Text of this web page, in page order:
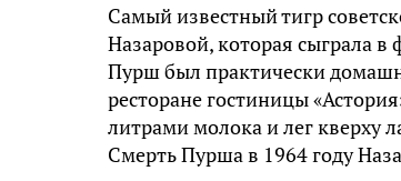
Самый известный тигр
Назаровой, которая сыграла
Пурш был практически
ресторане гостиницы
литрами молока и лег кверху
Смерть Пурша в 1964 году